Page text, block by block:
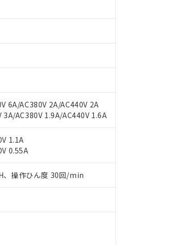
6A/AC380V 2A/AC440V 2A
AC380V 1.9A/AC440V 1.6A
1.1A
0.55A
操作ひん度 30回/min
ください。
ビスの対象外となる商品もあることをご了承ください。
ている更新日時点での社内データに基づき作成されるも
よび標準価格とは異なる場合があることをご了承くださ
取引先、またはお客様担当のオムロン制御機器販売店・
販売ネットワーク
」をご確認ください。
承諾なく第三者に漏洩または開示しないようお願いしま
をご利用いただくには、I-Webメンバーズにご登録され
れた部品リストについて、当社および当社の共同利用者
の取引・商談に必要な範囲で利用することをご了承くだ
に対応した製品が提供可能な商品です。
の対応状況を調査中または確認中の商品です。
有無と関係のない商品です。
が、含有品と判明した場合などやむを得ず変更すること
1000ppm以下、ポリ臭化ジフェニルエーテル類(PBDE) 1000ppm以下、
以下、フタル酸ブチルベンジル（BBP） 1000ppm以下、フタル酸ジブチ
以下
外項目は除く。
後することがあります。
を超えていることを示します。
せください。
ル) : 1000ppm、 BBP(フタル酸ブチルベンジル) : 1000ppm、
であることを示します。
に漏えいし、環境に深刻な影響を及ぼさない年数を意
ください。
日本国政府の輸出許可(または役務取引許可)を取得する
砕するなど、違法に輸出されないよう必要な手段を講じ
兵器、生物兵器またはその他武器並びにこれらの製造装
、上記1、2および3の内容を当該第三者に通知します。
者が違法に輸出するおそれがある場合は、取り引きをい
客様のお取引先、またはお客様担当のオムロン制御
い)
開していない機種